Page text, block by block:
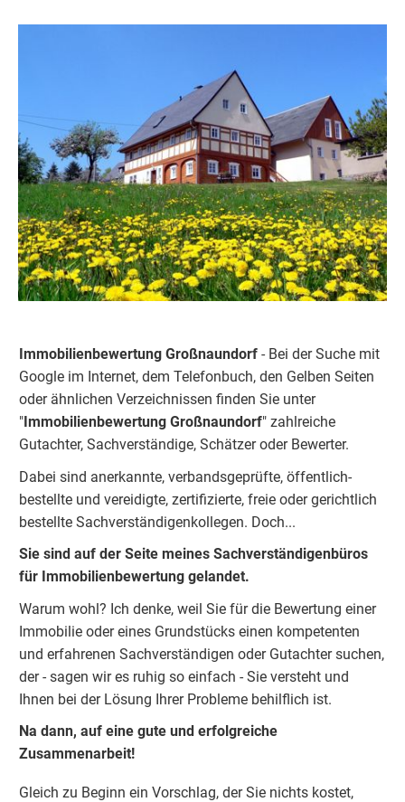
Immobilienbewertung Großnaundorf - Bei der Suche mit
Google im Internet, dem Telefonbuch, den Gelben Seiten
oder ähnlichen Verzeichnissen finden Sie unter
" Immobilienbewertung Großnaundorf" zahlreiche
Gutachter, Sachverständige, Schätzer oder Bewerter.
Dabei sind anerkannte, verbandsgeprüfte, öffentlich-
bestellte und vereidigte, zertifizierte, freie oder gerichtlich
bestellte Sachverständigenkollegen. Doch...
Sie sind auf der Seite meines Sachverständigenbüros
für Immobilienbewertung gelandet.
Warum wohl? Ich denke, weil Sie für die Bewertung einer
Immobilie oder eines Grundstücks einen kompetenten
und erfahrenen Sachverständigen oder Gutachter suchen,
der - sagen wir es ruhig so einfach - Sie versteht und
Ihnen bei der Lösung Ihrer Probleme behilflich ist.
Na dann, auf eine gute und erfolgreiche
Zusammenarbeit!
Gleich zu Beginn ein Vorschlag, der Sie nichts kostet,